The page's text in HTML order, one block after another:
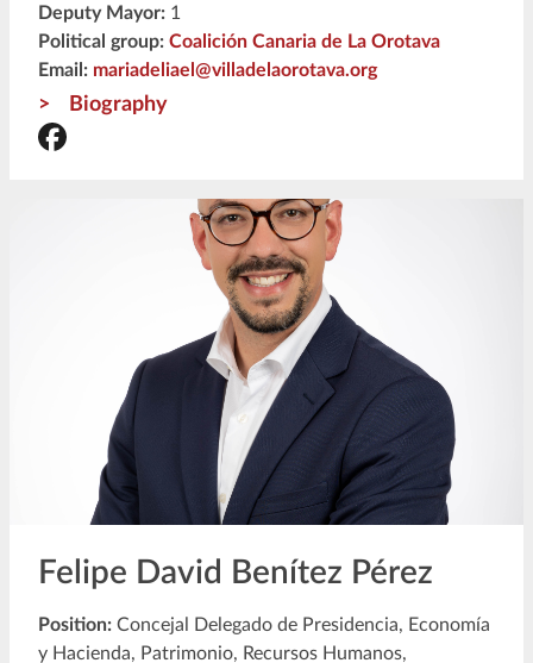
Deputy Mayor: 1
Political group: Coalición Canaria de La Orotava
Email: mariadeliael@villadelaorotava.org
Biography
Felipe David Benítez Pérez
Position: Concejal Delegado de Presidencia, Economía
y Hacienda, Patrimonio, Recursos Humanos,